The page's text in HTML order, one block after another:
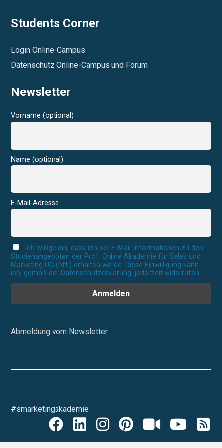
Students Corner
Login Online-Campus
Datenschutz Online-Campus und Forum
Newsletter
Vorname (optional)
Name (optional)
E-Mail-Adresse
Ich willige ein, dass ich per E-Mail Informationen zu den
Studienangeboten der Prof. Online Akademie für Sales und
Marketing UG (hft.) erhalten werde. Diese Einwilligung kann
ich, gemäß der Datenschutzerklärung, jederzeit widerrufen.
Abmeldung vom Newsletter
#smarketingakademie